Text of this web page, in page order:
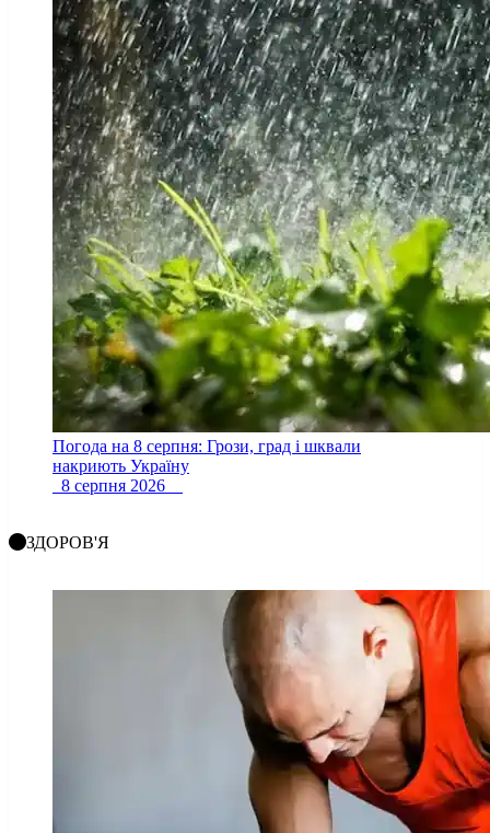
Погода на 8 серпня: Грози, град і шквали
накриють Україну
8 серпня 2026
ЗДОРОВ'Я